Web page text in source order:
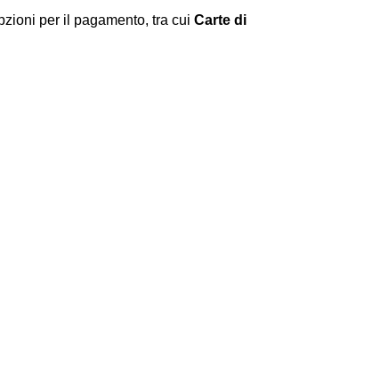
per il pagamento, tra cui Carte di